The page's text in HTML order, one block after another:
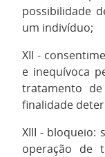
possibilidade
um indivíduo;
XII -
e inequívoca
tratamento
finalidade
XIII - bloqueio:
operação de